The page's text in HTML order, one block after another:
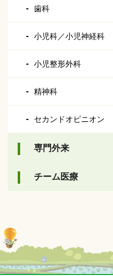
歯科
小児科／小児神経科
小児整形外科
精神科
セカンドオピニオン
専門外来
チーム医療